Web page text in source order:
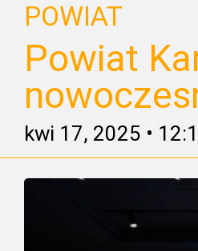
POWIAT
Powiat
kwi 17, 2025 •